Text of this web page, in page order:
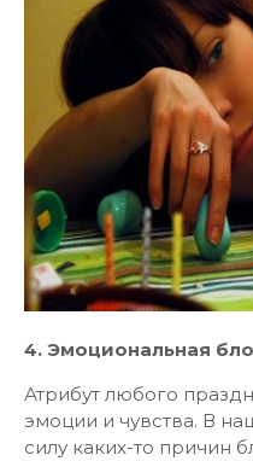
4. Эмоциональная
Атрибут любого
эмоции и чувства. В
силу каких-то причин